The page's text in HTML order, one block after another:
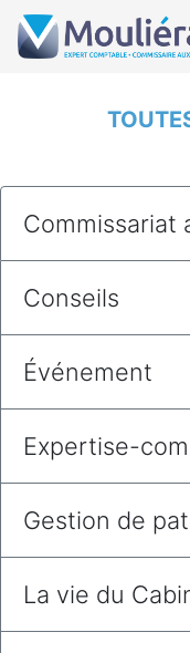
Commissariat
Conseils
Événement
Expertise-
Gestion de
La vie du